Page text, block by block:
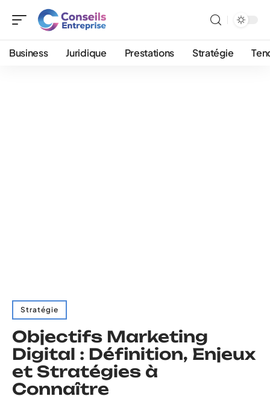
Business Juridique Prestations Stratégie
Stratégie
Objectifs Marketing
Digital : Définition, Enjeux
et Stratégies à
Connaître